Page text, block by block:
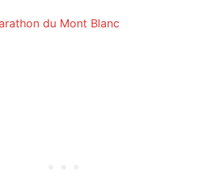
du Mont Blanc